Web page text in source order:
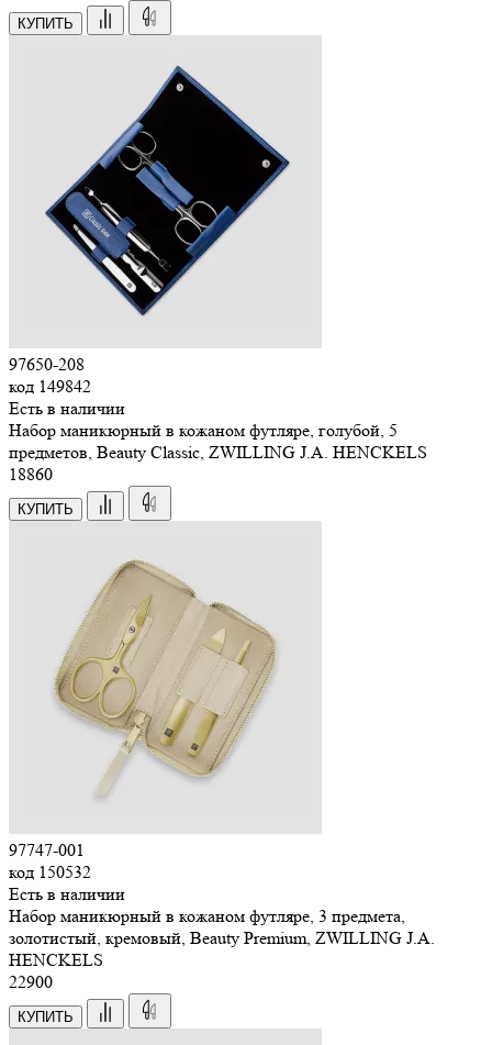
КУПИТЬ
97650-208
код 149842
Есть в наличии
Набор маникюрный в кожаном футляре, голубой, 5
предметов, Beauty Classic, ZWILLING J.A. HENCKELS
18860
КУПИТЬ
97747-001
код 150532
Есть в наличии
Набор маникюрный в кожаном футляре, 3 предмета,
золотистый, кремовый, Beauty Premium, ZWILLING J.A.
HENCKELS
22900
КУПИТЬ